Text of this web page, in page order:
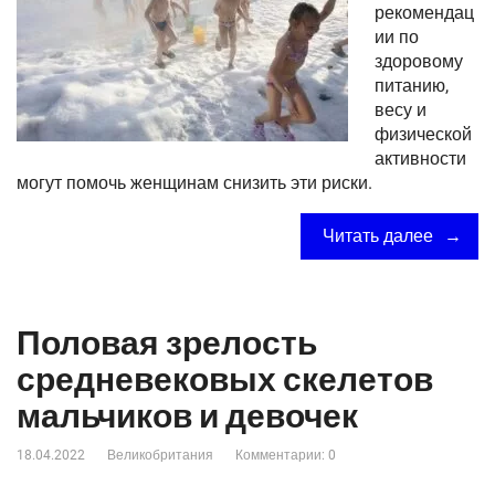
рекомендац
ии по
здоровому
питанию,
весу и
физической
активности
могут помочь женщинам снизить эти риски.
Читать далее
Половая зрелость
средневековых скелетов
мальчиков и девочек
18.04.2022 Великобритания Комментарии: 0